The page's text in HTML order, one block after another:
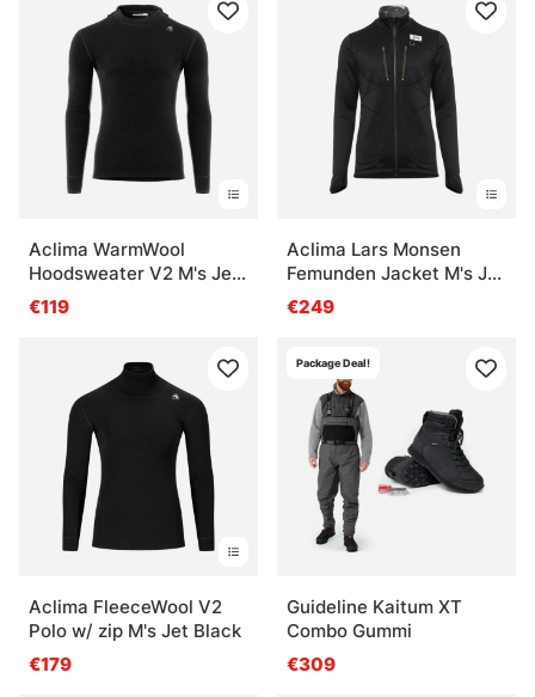
Aclima WarmWool
Hoodsweater V2 M's Jet
Black
€119
Aclima Lars Monsen
Femunden Jacket M's Jet
Black
€249
Aclima FleeceWool V2
Polo w/ zip M's Jet Black
€179
Package Deal!
Guideline Kaitum XT
Combo Gummi
€309